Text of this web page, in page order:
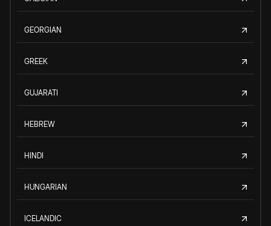
GEORGIAN
GREEK
GUJARATI
HEBREW
HINDI
HUNGARIAN
ICELANDIC